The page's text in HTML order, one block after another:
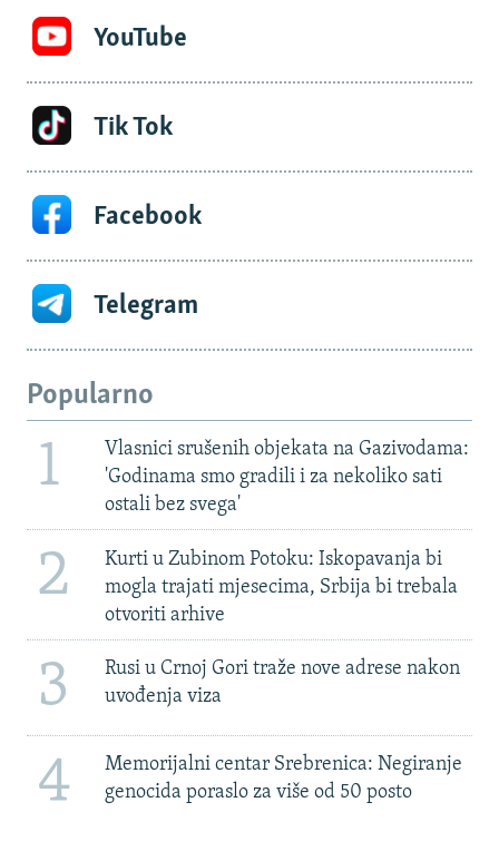
YouTube
Tik Tok
Facebook
Telegram
Popularno
1
Vlasnici srušenih objekata na Gazivodama:
'Godinama smo gradili i za nekoliko sati
ostali bez svega'
2
Kurti u Zubinom Potoku: Iskopavanja bi
mogla trajati mjesecima, Srbija bi trebala
otvoriti arhive
3
Rusi u Crnoj Gori traže nove adrese nakon
uvođenja viza
4
Memorijalni centar Srebrenica: Negiranje
genocida poraslo za više od 50 posto